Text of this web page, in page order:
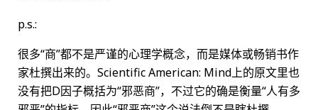
p.s.:
很多“商”都不是严谨的心理学概念，而是媒体或畅销书作
家杜撰出来的。Scientific American: Mind上的原文里也
没有把D因子概括为“邪恶商”，不过它的确是衡量“人有多